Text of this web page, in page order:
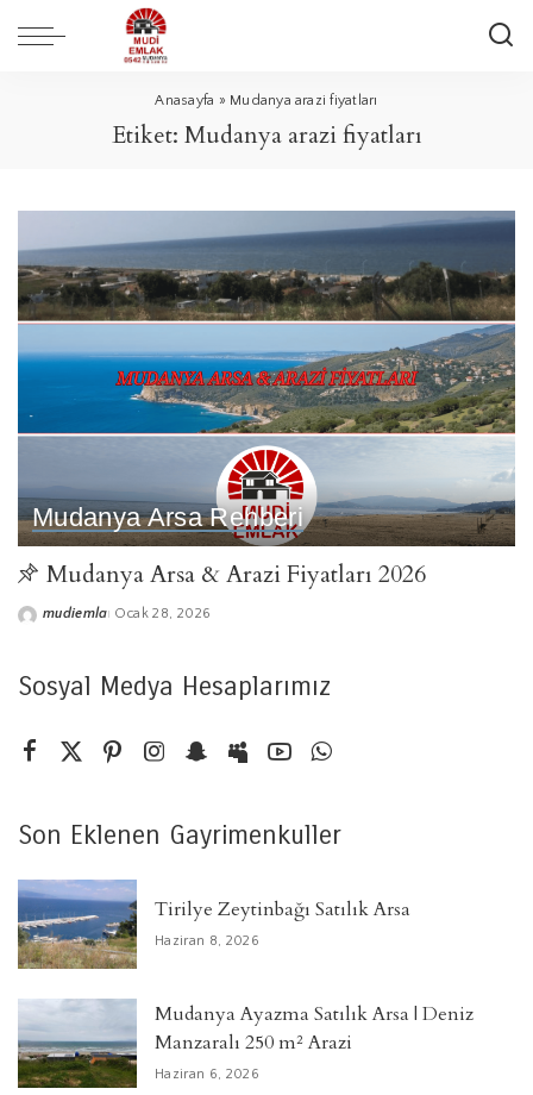
Anasayfa » Mudanya arazi fiyatları
Etiket: Mudanya arazi fiyatları
Mudanya Arsa Rehberi
​Mudanya Arsa & Arazi Fiyatları 2026
Posted
mudiemla Ocak 28, 2026
Sosyal Medya Hesaplarımız
Son Eklenen Gayrimenkuller
Tirilye Zeytinbağı Satılık Arsa
Haziran 8, 2026
Mudanya Ayazma Satılık Arsa | Deniz
Manzaralı 250 m² Arazi
Haziran 6, 2026